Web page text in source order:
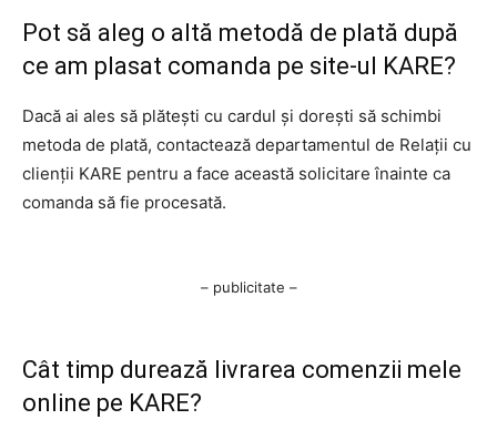
Pot să aleg o altă metodă de plată după
ce am plasat comanda pe site-ul KARE?
Dacă ai ales să plătești cu cardul și dorești să schimbi
metoda de plată, contactează departamentul de Relații cu
clienții KARE pentru a face această solicitare înainte ca
comanda să fie procesată.
– publicitate –
Cât timp durează livrarea comenzii mele
online pe KARE?